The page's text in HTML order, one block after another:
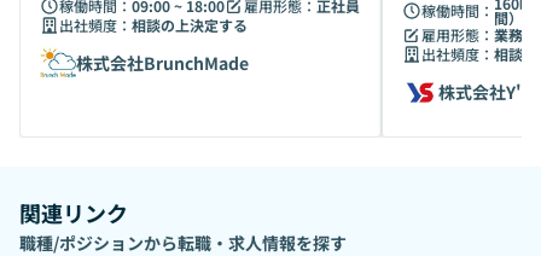
稼働時間： 09:00 ~ 18:00 雇用形態： 正社員
出社頻度： 相談の上決定する
株式会社BrunchMade
稼働時間： 間）
雇用形態： 業務委
出社頻度： 相談
株式会社Y's
関連リンク
職種/ポジションから転職・求人情報を探す